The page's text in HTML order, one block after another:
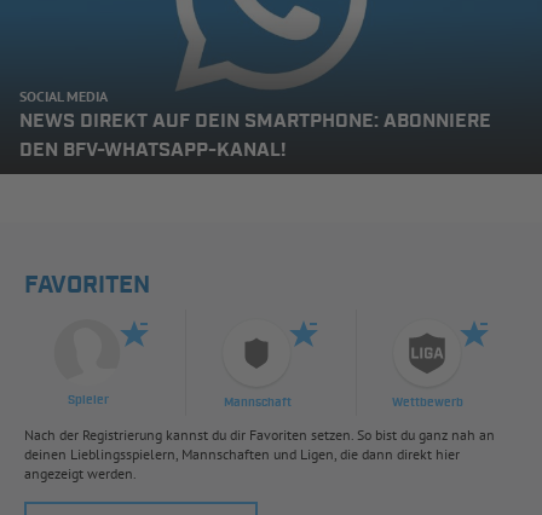
SOCIAL MEDIA
NEWS DIREKT AUF DEIN SMARTPHONE: ABONNIERE
DEN BFV-WHATSAPP-KANAL!
FAVORITEN
Spieler Mannschaft Wettbewerb
Nach der Registrierung kannst du dir Favoriten setzen. So bist du ganz nah an
deinen Lieblingsspielern, Mannschaften und Ligen, die dann direkt hier
angezeigt werden.